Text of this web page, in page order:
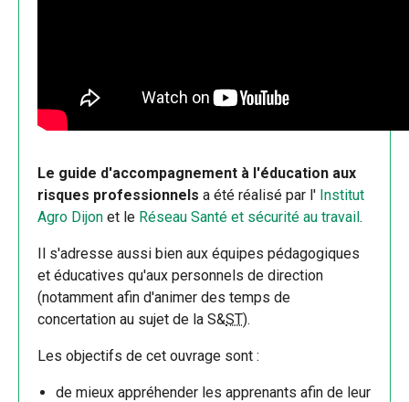
Le guide d'accompagnement à l'éducation aux
risques professionnels a été réalisé par l' Institut
Agro Dijon et le Réseau Santé et sécurité au travail.
Il s'adresse aussi bien aux équipes pédagogiques
et éducatives qu'aux personnels de direction
(notamment afin d'animer des temps de
concertation au sujet de la S&ST).
Les objectifs de cet ouvrage sont :
de mieux appréhender les apprenants afin de leur